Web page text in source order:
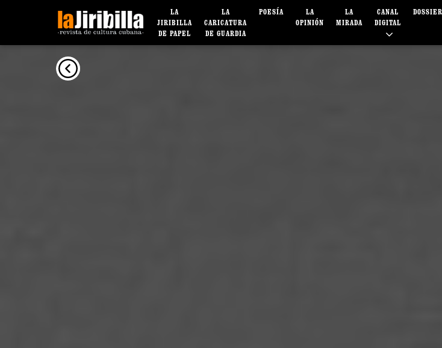
LA
JIRIBILLA
DE PAPEL
LA
CARICATURA
DE GUARDIA
POESÍA
LA
OPINIÓN
LA
MIRADA
CANAL
DIGITAL
DOSSIER